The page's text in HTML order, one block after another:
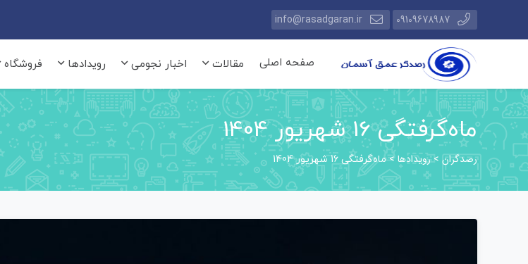
09109678987
info@rasadgaran.ir
صفحه اصلی مقالات اخبار نجومی رویدادها فروشگاه
ماه‌گرفتگی 16 شهریور 1404
رصدگران >رویدادها>ماه‌گرفتگی 16 شهریور 1404